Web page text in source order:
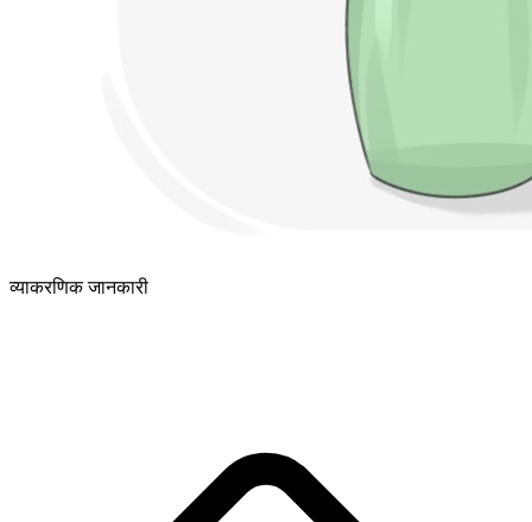
व्याकरणिक जानकारी